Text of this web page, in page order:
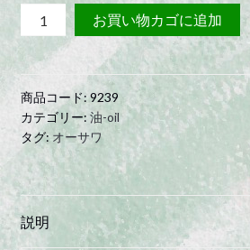
コ
ツ
Ｍ
Ｃ
Ｔ
オ
イ
ル
お買い物カゴに追加
商品コード:9239
カテゴリー: 油-oil
タグ: オーサワ
説明